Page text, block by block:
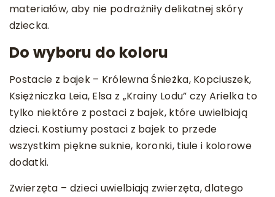
materiałów, aby nie podrażniły delikatnej skóry
dziecka.
Do wyboru do koloru
Postacie z bajek – Królewna Śnieżka, Kopciuszek,
Księżniczka Leia, Elsa z „Krainy Lodu” czy Arielka to
tylko niektóre z postaci z bajek, które uwielbiają
dzieci. Kostiumy postaci z bajek to przede
wszystkim piękne suknie, koronki, tiule i kolorowe
dodatki.
Zwierzęta – dzieci uwielbiają zwierzęta, dlatego